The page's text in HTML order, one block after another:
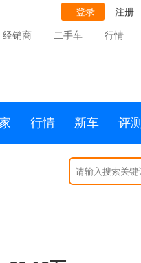
登录 注册
经销商 二手车 行情
行情 新车 评测